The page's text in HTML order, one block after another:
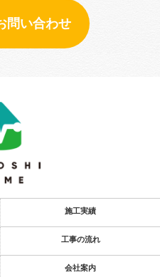
問い合わせ
施工実績
工事の流れ
会社案内